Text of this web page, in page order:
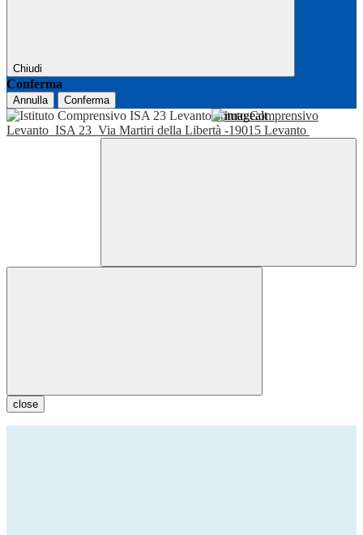
Chiudi
Conferma
Annulla Conferma
Istituto Comprensivo
Levanto ISA 23 Via Martiri della Libertà -19015 Levanto
close